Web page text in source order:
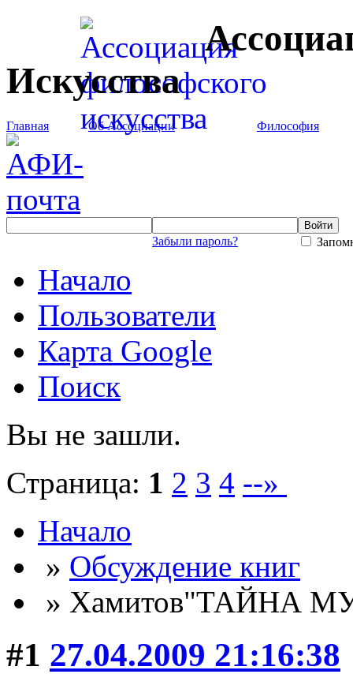
Искусства
Главная Об Ассоциации Философия
Забыли пароль?
Начало
Пользователи
Карта Google
Поиск
Вы не зашли.
Страница: 1 2 3 4 --»
Начало
» Обсуждение книг
» Хамитов"ТАЙНА
#1 27.04.2009 21:16:38